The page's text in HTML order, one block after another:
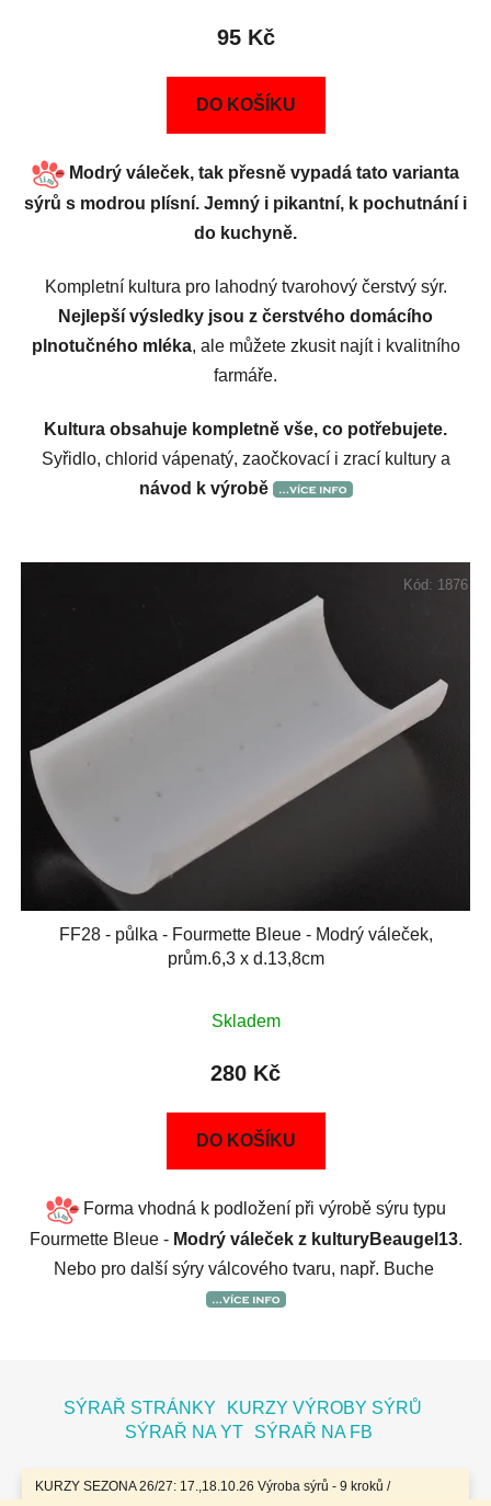
KURZY SEZONA 26/27: 17.,18.10.26 Výroba sýrů - 9 kroků /
95 Kč
DO KOŠÍKU
Modrý váleček, tak přesně vypadá tato varianta
sýrů s modrou plísní. Jemný i pikantní, k pochutnání i
do kuchyně.
Kompletní kultura pro lahodný tvarohový čerstvý sýr.
Nejlepší výsledky jsou z čerstvého domácího
plnotučného mléka, ale můžete zkusit najít i kvalitního
farmáře.
Kultura obsahuje kompletně vše, co potřebujete.
Syřidlo, chlorid vápenatý, zaočkovací i zrací kultury a
návod k výrobě
FF28 - půlka - Fourmette Bleue - Modrý váleček,
prům.6,3 x d.13,8cm
Skladem
280 Kč
DO KOŠÍKU
Forma vhodná k podložení při výrobě sýru typu
Fourmette Bleue - Modrý váleček z kulturyBeaugel13.
Nebo pro další sýry válcového tvaru, např. Buche
Kód: 1876
SÝRAŘ STRÁNKY
KURZY VÝROBY SÝRŮ
SÝRAŘ NA YT
SÝRAŘ NA FB